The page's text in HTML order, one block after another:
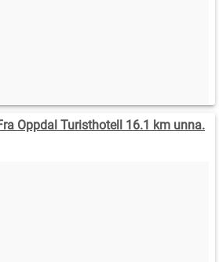
Oppdal Turisthotell 16.1 km unna.